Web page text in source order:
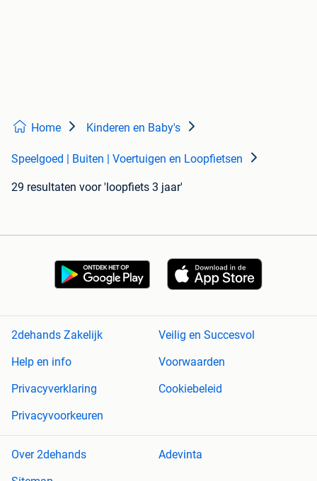
Home Kinderen en Baby's
Speelgoed | Buiten | Voertuigen en Loopfietsen
29 resultaten voor 'loopfiets 3 jaar'
2dehands Zakelijk
Veilig en Succesvol
Help en info
Voorwaarden
Privacyverklaring
Cookiebeleid
Privacyvoorkeuren
Over 2dehands
Adevinta